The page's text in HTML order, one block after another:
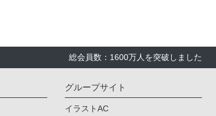
総会員数：1600万人を突破しました
グループサイト
イラストAC